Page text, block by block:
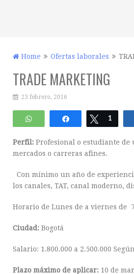
Home Ofertas laborales
TRADE MARKETING
23 febrero, 2016
WhatsApp Compartir Twittear
1
Perfil: Profesional o estudiante
mercados o carreras afines.
Con mínimo un año de
los canales, TAT, canal moderno,
Horario de Lunes de a viernes de
Ciudad: Bogotá
Salario: 1.800.000 a 2.500.000
Plazo máximo de aplicar: 10 de